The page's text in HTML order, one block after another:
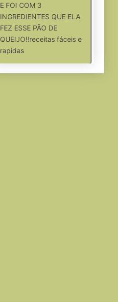
E FOI COM 3
INGREDIENTES QUE ELA
FEZ ESSE PÃO DE
QUEIJO!!receitas fáceis e
rapidas